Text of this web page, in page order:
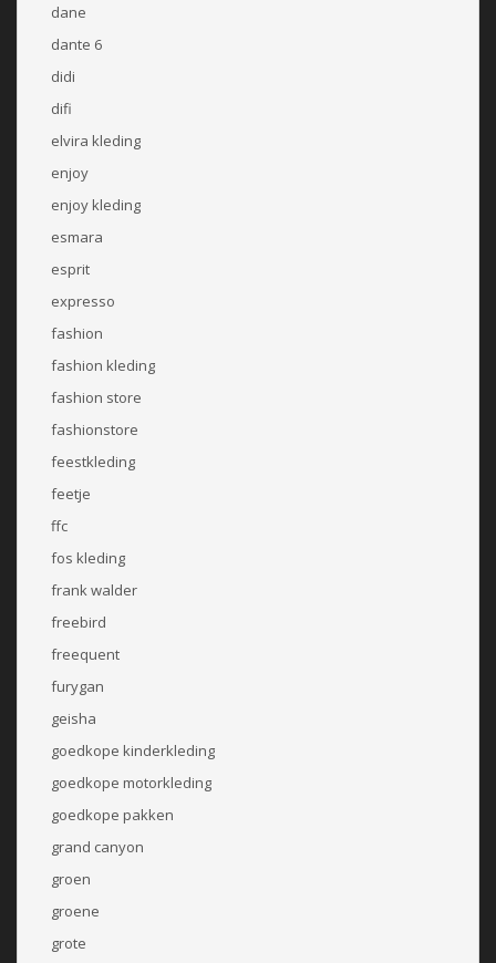
dane
dante 6
didi
difi
elvira kleding
enjoy
enjoy kleding
esmara
esprit
expresso
fashion
fashion kleding
fashion store
fashionstore
feestkleding
feetje
ffc
fos kleding
frank walder
freebird
freequent
furygan
geisha
goedkope kinderkleding
goedkope motorkleding
goedkope pakken
grand canyon
groen
groene
grote